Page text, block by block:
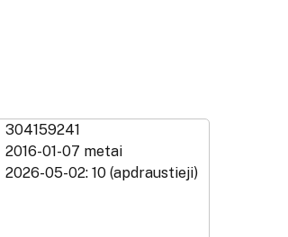
304159241
2016-01-07 metai
2026-05-02: 10 (apdraustieji)